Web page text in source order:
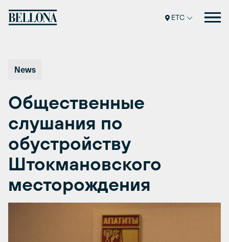
ETC
News
Общественные
слушания по
обустройству
Штокмановского
месторождения